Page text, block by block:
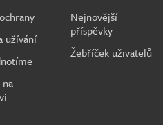
užívání
Nejnovější
příspěvky
Žebříček uživatelů